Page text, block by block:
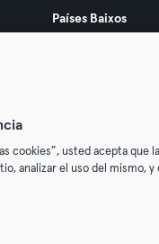
Países Baixos
rights reserved.
cookies”, usted acepta que
analizar el uso del mismo,